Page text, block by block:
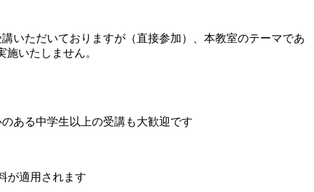
いただいておりますが（直接参加）、本教室のテーマであ
いたしません。
る中学生以上の受講も大歓迎です
適用されます